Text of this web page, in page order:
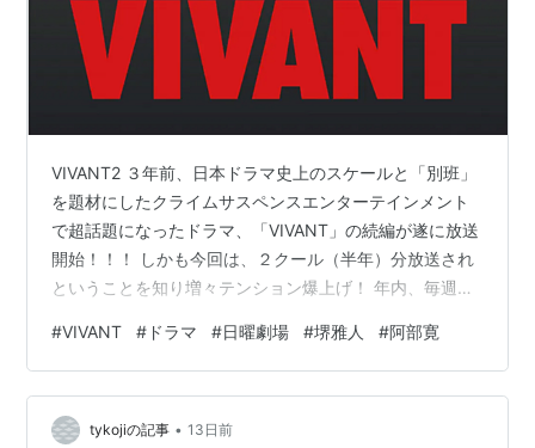
VIVANT2 ３年前、日本ドラマ史上のスケールと「別班」
を題材にしたクライムサスペンスエンターテインメント
で超話題になったドラマ、「VIVANT」の続編が遂に放送
開始！！！ しかも今回は、２クール（半年）分放送され
ということを知り増々テンション爆上げ！ 年内、毎週日
に引き続き豪華メンバーが終結！ さらに新キャストも公
表されて増々期待が高まっています！ ちなみに前回のシ
ーズン１のダイジェストと考察の記事はこちらから↓↓↓
oyakudatijoho.hateblo.jp こちらの記事ではシーズン２の
#VIVANT # ドラマ #日曜劇場 #堺雅人 #阿部寛
tykojiの記事 • 13日前